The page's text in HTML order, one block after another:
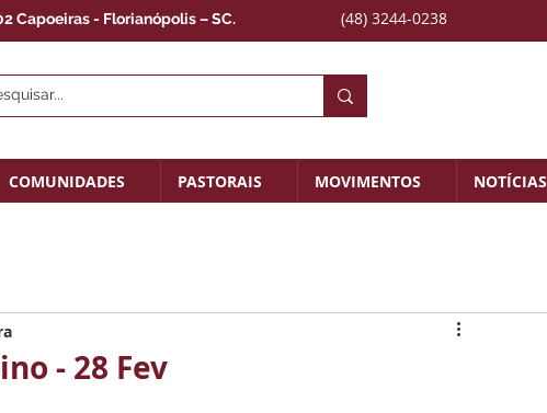
Capoeiras - Florianópolis – SC. (48) 3244-0238
COMUNIDADES PASTORAIS MOVIMENTOS NOTÍCIAS
- 28 Fev